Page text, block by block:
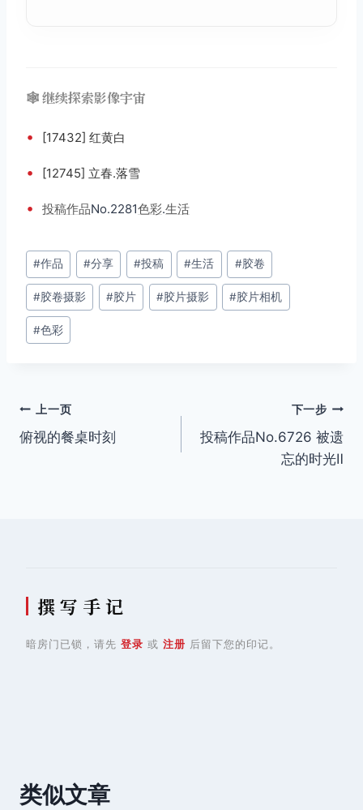
🕸️ 继续探索影像宇宙
• [17432] 红黄白
• [12745] 立春.落雪
• 投稿作品No.2281色彩.生活
文
章
标
签：
#作品 #分享 #投稿 #生活 #胶卷
#胶卷摄影 #胶片 #胶片摄影 #胶片相机
#色彩
文
章
上一页
俯视的餐桌时刻
下一步
投稿作品No.6726 被遗
忘的时光Ⅱ
撰 写 手 记
暗房门已锁，请先 登录 或 注册 后留下您的印记。
类似文章